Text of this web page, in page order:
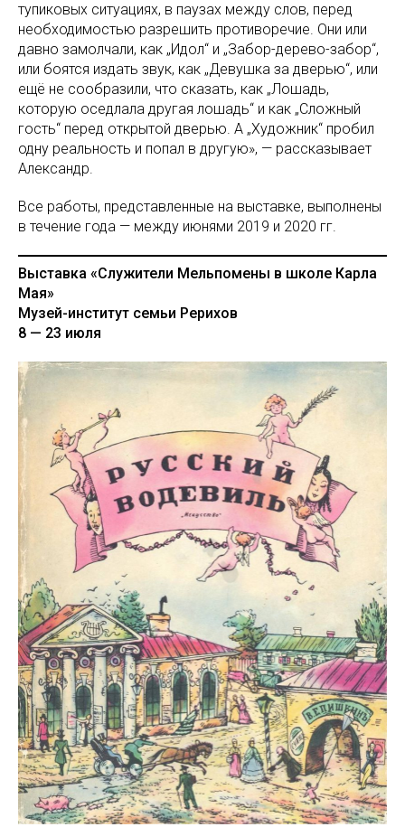
тупиковых ситуациях, в паузах между слов, перед
необходимостью разрешить противоречие. Они или
давно замолчали, как „Идол“ и „Забор-дерево-забор“,
или боятся издать звук, как „Девушка за дверью“, или
ещё не сообразили, что сказать, как „Лошадь,
которую оседлала другая лошадь“ и как „Сложный
гость“ перед открытой дверью. А „Художник“ пробил
одну реальность и попал в другую», — рассказывает
Александр.
Все работы, представленные на выставке, выполнены
в течение года — между июнями 2019 и 2020 гг.
Выставка «Служители Мельпомены в школе Карла
Мая»
Музей-институт семьи Рерихов
8 — 23 июля